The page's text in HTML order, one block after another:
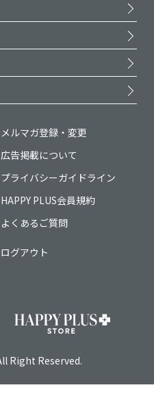
メルマガ登録・変更
広告掲載について
プライバシーガイドライン
HAPPY PLUS会員規約
よくあるご質問
ログアウト
Right Reserved.